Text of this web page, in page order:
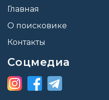
Главная
О поисковике
Контакты
Соцмедиа